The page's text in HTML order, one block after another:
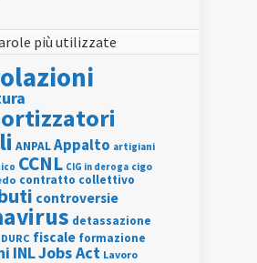
più utilizzate
ANPALAppalto artigiani
CCNL CIG in deroga cigo
contratto collettivo
controversie
detassazione
DURC fiscale formazione
INLJobs Act Lavoro